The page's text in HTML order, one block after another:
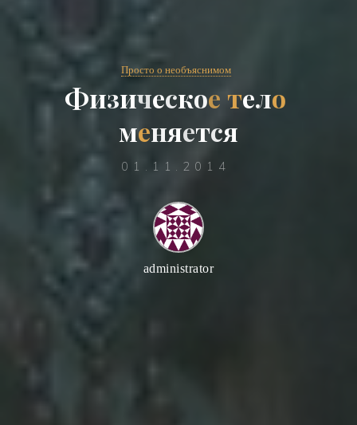
Просто о необъяснимом
Физическое тело
меняется
01.11.2014
administrator